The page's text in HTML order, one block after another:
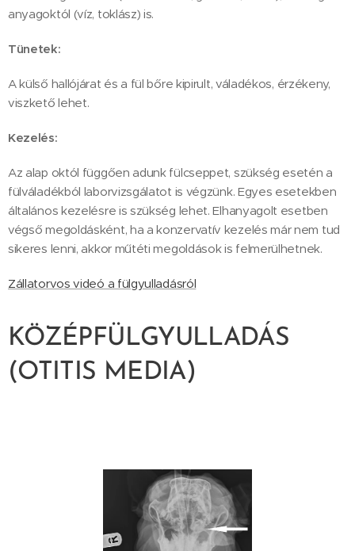
anyagoktól (víz, toklász) is.
Tünetek:
A külső hallójárat és a fül bőre kipirult, váladékos, érzékeny,
viszkető lehet.
Kezelés:
Az alap októl függően adunk fülcseppet, szükség esetén a
fülváladékból laborvizsgálatot is végzünk. Egyes esetekben
általános kezelésre is szükség lehet. Elhanyagolt esetben
végső megoldásként, ha a konzervatív kezelés már nem tud
sikeres lenni, akkor műtéti megoldások is felmerülhetnek.
Zállatorvos videó a fülgyulladásról
KÖZÉPFÜLGYULLADÁS
(OTITIS MEDIA)